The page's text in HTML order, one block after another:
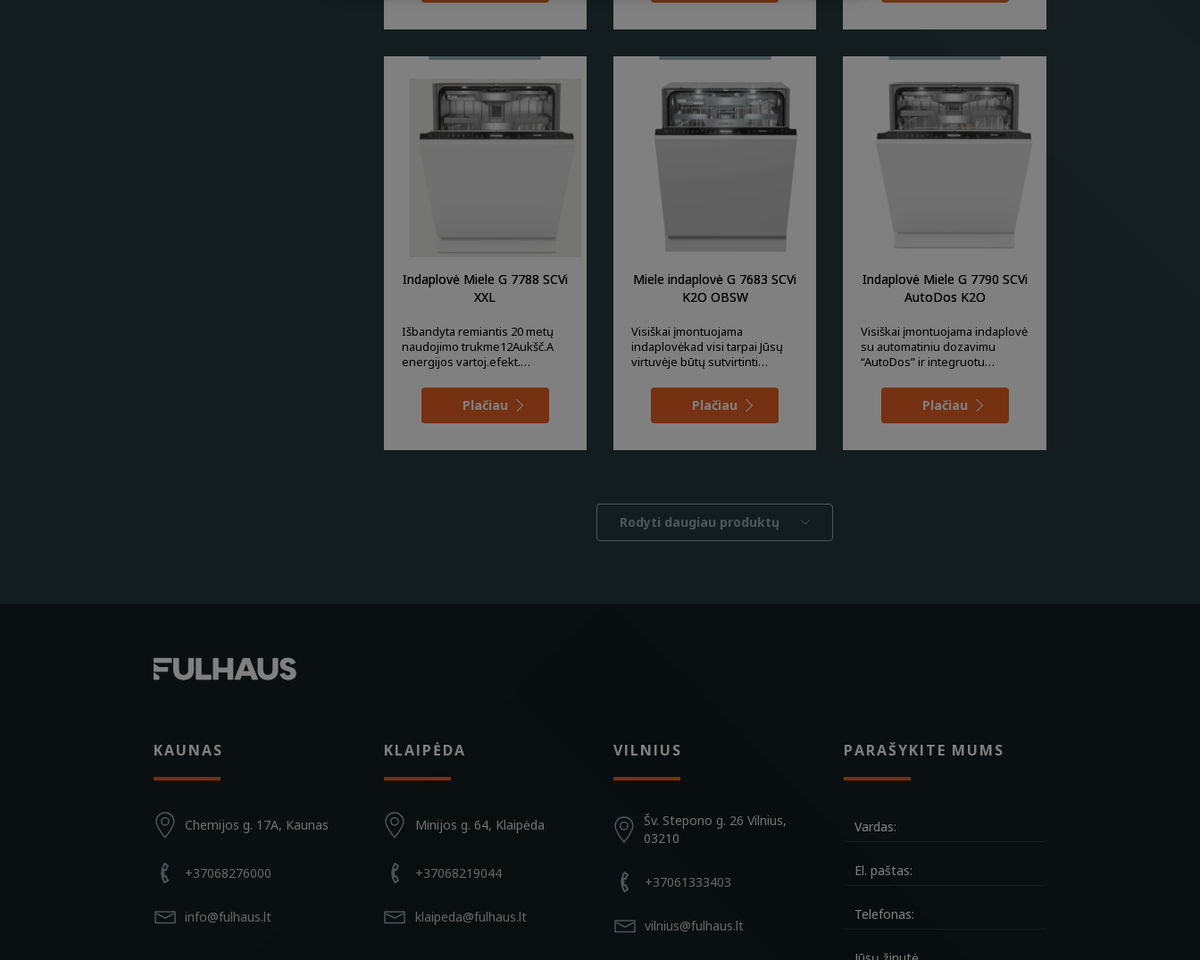
Indaplovė Miele G 7788 SCVi
XXL
Išbandyta remiantis 20 metų
naudojimo trukme12Aukšč.A
energijos vartoj.efekt.
Plačiau
Miele indaplovė G 7683 SCVi
K2O OBSW
Visiškai įmontuojama
indaplovėkad visi tarpai Jūsų
virtuvėje būtų sutvirtinti
Plačiau
Indaplovė Miele G 7790 SCVi
AutoDos K2O
Visiškai įmontuojama indaplovė
su automatiniu dozavimu
“AutoDos” ir integruotu
Plačiau
Rodyti daugiau produktų
KAUNAS
Chemijos g. 17A, Kaunas
+37068276000
info@fulhaus.lt
KLAIPĖDA
Minijos g. 64, Klaipėda
+37068219044
klaipeda@fulhaus.lt
VILNIUS
Šv. Stepono g. 26 Vilnius,
03210
+37061333403
vilnius@fulhaus.lt
PARAŠYKITE MUMS